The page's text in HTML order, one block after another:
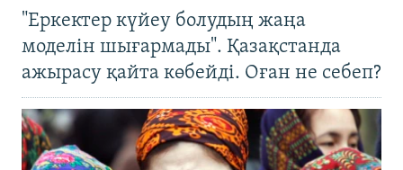
"Еркектер күйеу болудың жаңа
моделін шығармады". Қазақстанда
ажырасу қайта көбейді. Оған не себеп?